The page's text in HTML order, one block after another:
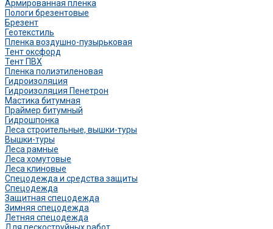
Армированная пленка
Пологи брезентовые
Брезент
Геотекстиль
Пленка воздушно-пузырьковая
Тент оксфорд
Тент ПВХ
Пленка полиэтиленовая
Гидроизоляция
Гидроизоляция Пенетрон
Мастика битумная
Праймер битумный
Гидрошпонка
Леса строительные, вышки-туры
Вышки-туры
Леса рамные
Леса хомутовые
Леса клиновые
Спецодежда и средства защиты
Спецодежда
Защитная спецодежда
Зимняя спецодежда
Летняя спецодежда
Для пескоструйных работ